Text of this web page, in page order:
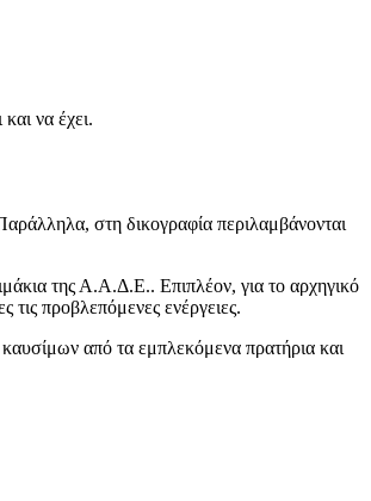
να έχει.
στη δικογραφία περιλαμβάνονται
της Α.Α.Δ.Ε.. Επιπλέον, για το αρχηγικό
προβλεπόμενες ενέργειες.
από τα εμπλεκόμενα πρατήρια και